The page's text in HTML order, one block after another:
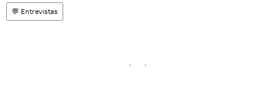
💬 Entrevistas